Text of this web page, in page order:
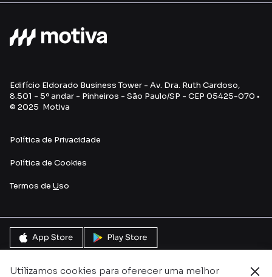
Utilizamos cookies para oferecer uma melhor
Edifício Eldorado Business Tower - Av. Dra. Ruth Cardoso,
8.501 - 5º andar - Pinheiros - São Paulo/SP - CEP 05425-070 •
© 2025 Motiva
Política de Privacidade
Política de Cookies
Termos de Uso